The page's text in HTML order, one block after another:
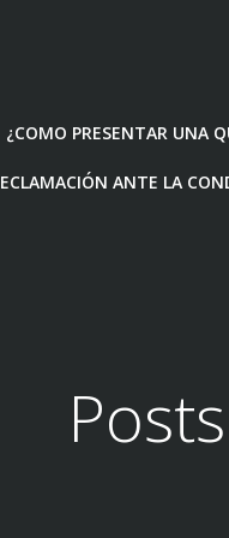
¿COMO PRESENTAR UNA
ANTE LA